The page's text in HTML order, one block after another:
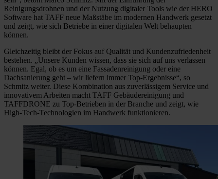
Reinigungsdrohnen und der Nutzung digitaler Tools wie der HERO
Software hat TAFF neue Maßstäbe im modernen Handwerk gesetzt
und zeigt, wie sich Betriebe in einer digitalen Welt behaupten
können.
Gleichzeitig bleibt der Fokus auf Qualität und Kundenzufriedenheit
bestehen. „Unsere Kunden wissen, dass sie sich auf uns verlassen
können. Egal, ob es um eine Fassadenreinigung oder eine
Dachsanierung geht – wir liefern immer Top-Ergebnisse“, so
Schmitz weiter. Diese Kombination aus zuverlässigem Service und
innovativem Arbeiten macht TAFF Gebäudereinigung und
TAFFDRONE zu Top-Betrieben in der Branche und zeigt, wie
High-Tech-Technologien im Handwerk funktionieren.